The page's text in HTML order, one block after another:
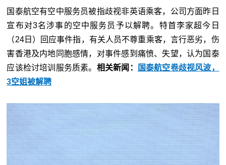
国泰航空有空中服务员被指歧视非英语乘客，公司方面昨日
宣布对3名涉事的空中服务员予以解聘。特首李家超今日
（24日）回应事件指，有关人员不尊重乘客，言行恶劣，伤
害香港及内地同胞感情，对事件感到痛愤、失望，认为国泰
应该检讨培训服务质素。 相关新闻：
国泰航空卷歧视风波，
3空姐被解聘